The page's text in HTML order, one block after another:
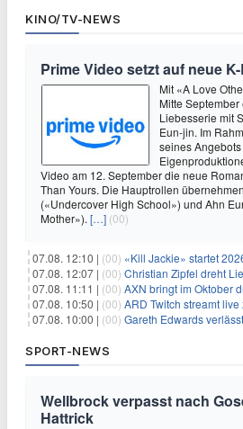
KINO/TV-NEWS
Prime Video setzt auf neue
Mit «A Love
Mitte
Liebesserie mit
Eun-jin. Im
seines
Video am 12. September die neue
Than Yours. Die Hauptrollen
(«Undercover High School») und Ahn
Mother»). […] (00)
07.08. 12:10 | (00) «Kill Jackie» startet
07.08. 12:07 | (00) Christian Zipfel dreht
07.08. 11:11 | (00) AXN bringt im Oktober
07.08. 10:50 | (00) ARD Twitch streamt
07.08. 10:00 | (00) Gareth Edwards verlässt
SPORT-NEWS
Wellbrock verpasst nach
Hattrick